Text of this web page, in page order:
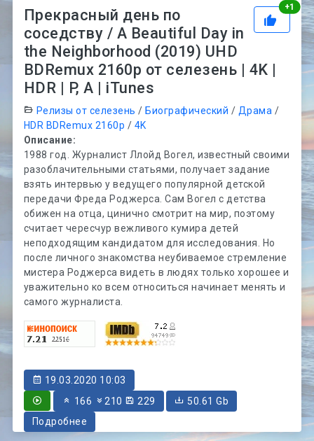
+1
Прекрасный день по
соседству / A Beautiful Day in
the Neighborhood (2019) UHD
BDRemux 2160p от селезень | 4K |
HDR | P, A | iTunes
Релизы от селезень / Биографический / Драма /
HDR BDRemux 2160p / 4K
Описание:
1988 год. Журналист Ллойд Вогел, известный своими
разоблачительными статьями, получает задание
взять интервью у ведущего популярной детской
передачи Фреда Роджерса. Сам Вогел с детства
обижен на отца, цинично смотрит на мир, поэтому
считает чересчур вежливого кумира детей
неподходящим кандидатом для исследования. Но
после личного знакомства неубиваемое стремление
мистера Роджерса видеть в людях только хорошее и
уважительно ко всем относиться начинает менять и
самого журналиста.
19.03.2020 10:03
166
210 229
50.61 Gb
Подробнее